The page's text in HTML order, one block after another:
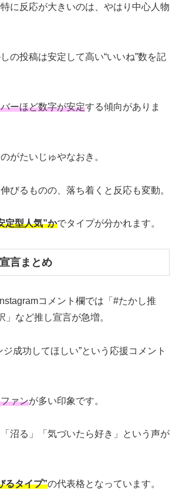
に反応が大きいのは、やはり中心人物
の投稿は安定して高い“いいね”数を記
ーほど数字が安定する傾向がありま
がたいじゅやなおき。
びるものの、落ち着くと反応も変動。
定型人気”かでタイプが分かれます。
言まとめ
コメント欄では「#たかし推
」など推し宣言が急増。
ジ成功してほしい”という応援コメント
ァンが多い印象です。
沼る」「気づいたら好き」という声が
るタイプ”の代表格となっています。